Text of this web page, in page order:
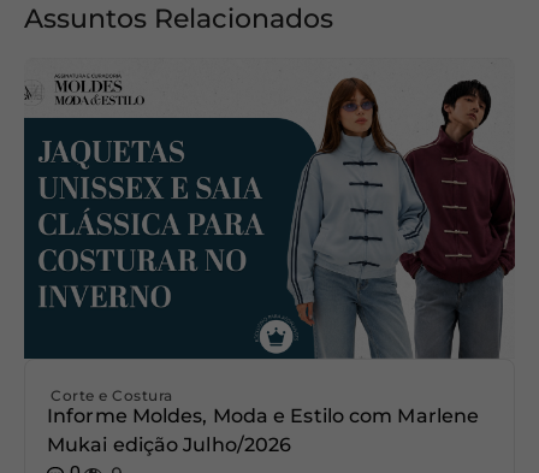
Assuntos Relacionados
Corte e Costura
Informe Moldes, Moda e Estilo com Marlene
Mukai edição Julho/2026